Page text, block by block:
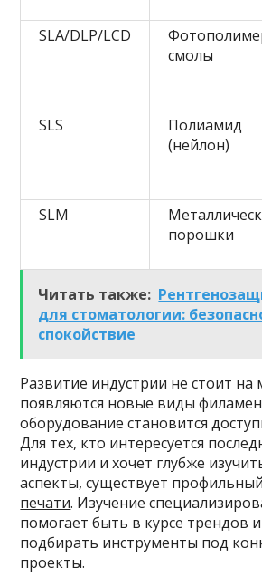
SLA/DLP/LCD
смолы
SLS
Полиамид
(нейлон)
SLM
порошки
Читать также:
для стоматологии:
спокойствие
Развитие индустрии не стоит на
появляются новые виды
оборудование становится
Для тех, кто интересуется
индустрии и хочет глубже
аспекты, существует профильный
печати. Изучение
помогает быть в курсе трендов
подбирать инструменты под
проекты.